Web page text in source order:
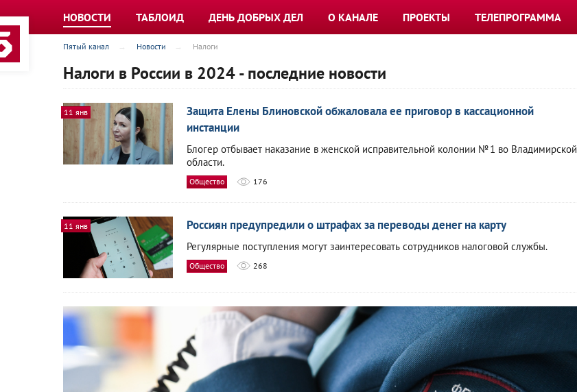
НОВОСТИ ТАБЛОИД ДЕНЬ ДОБРЫХ ДЕЛ О КАНАЛЕ ПРОЕКТЫ ТЕЛЕПРОГРАММА
Пятый канал Новости Налоги
Налоги в России в 2024 - последние новости
11 янв
Защита Елены Блиновской обжаловала ее приговор в кассационной
инстанции
Блогер отбывает наказание в женской исправительной колонии № 1 во Владимирской
области.
Общество 176
11 янв Россиян предупредили о штрафах за переводы денег на карту
Регулярные поступления могут заинтересовать сотрудников налоговой службы.
Общество 268